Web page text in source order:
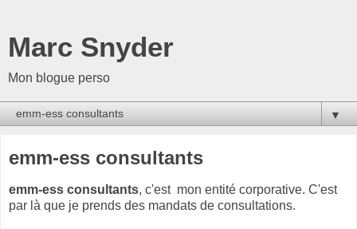
Marc Snyder
Mon blogue perso
▼
emm-ess consultants
emm-ess consultants, c'est mon entité corporative. C'est
par là que je prends des mandats de consultations.